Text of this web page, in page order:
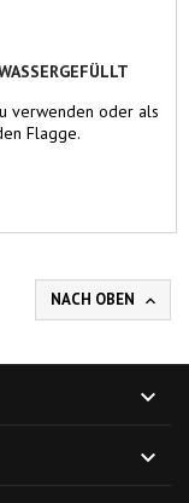
verwenden oder als
Flagge.
/ Flaggengewicht,
NACH OBEN 

